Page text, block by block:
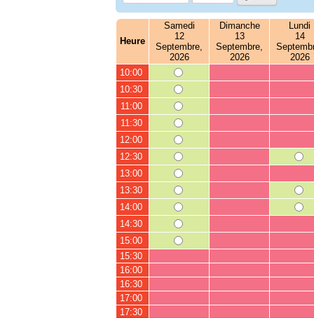
Heure
Samedi
12
Septembre,
2026
Dimanche
13
Septembre,
2026
Lundi
14
2026
10:00
10:30
11:00
11:30
12:00
12:30
13:00
13:30
14:00
14:30
15:00
15:30
16:00
16:30
17:00
17:30